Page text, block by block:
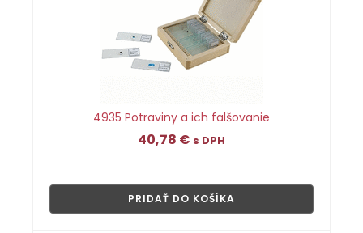
4935 Potraviny a ich falšovanie
40,78 € s DPH
PRIDAŤ DO KOŠÍKA